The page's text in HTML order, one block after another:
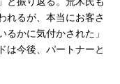
れるが、本当にお客さ
るかに気付かされた」
は今後、パートナーと